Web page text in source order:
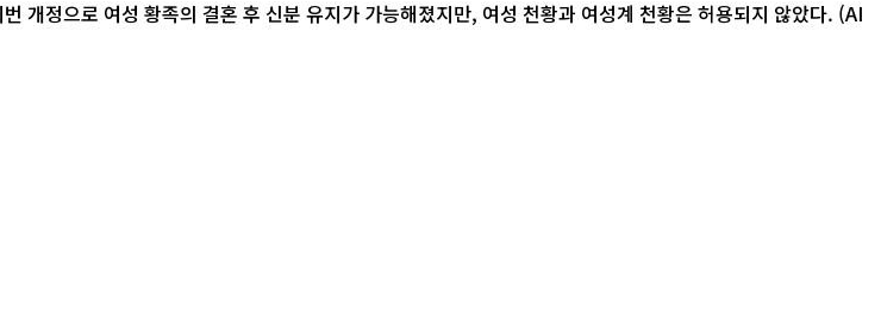
개정으로 여성 황족의 결혼 후 신분 유지가 가능해졌지만, 여성 천황과 여성계 천황은 허용되지 않았다. (AI